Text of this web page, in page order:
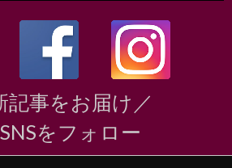
記事をお届け／
をフォロー